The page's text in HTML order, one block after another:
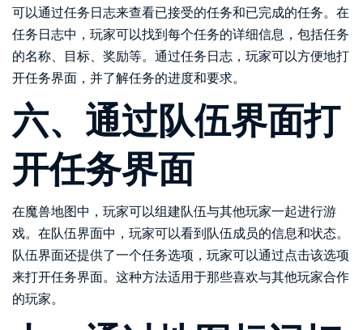
可以通过任务日志来查看已接受的任务和已完成的任务。在
任务日志中，玩家可以找到每个任务的详细信息，包括任务
的名称、目标、奖励等。通过任务日志，玩家可以方便地打
开任务界面，并了解任务的进度和要求。
六、通过队伍界面打
开任务界面
在魔兽地图中，玩家可以组建队伍与其他玩家一起进行游
戏。在队伍界面中，玩家可以看到队伍成员的信息和状态。
队伍界面还提供了一个任务选项，玩家可以通过点击该选项
来打开任务界面。这种方法适用于那些喜欢与其他玩家合作
的玩家。